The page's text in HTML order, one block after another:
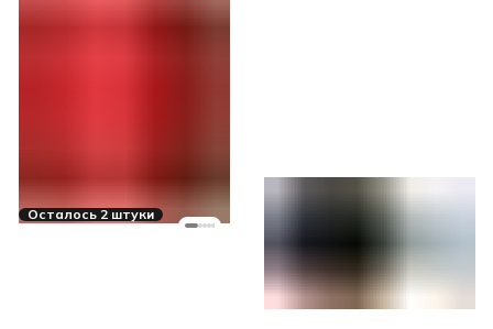
Осталось 2 штуки